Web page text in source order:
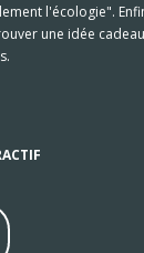
l'écologie".
une idée